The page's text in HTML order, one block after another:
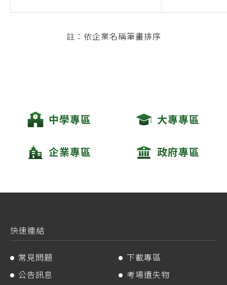
註：依企業名稱筆畫排序
中學專區 大專專區
企業專區 政府專區
快速連結
常見問題
下載專區
公告訊息
考場遺失物